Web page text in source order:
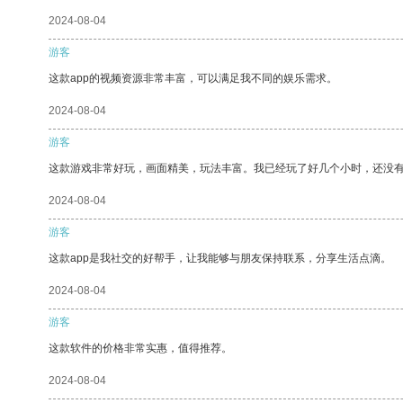
2024-08-04
游客
这款app的视频资源非常丰富，可以满足我不同的娱乐需求。
2024-08-04
游客
这款游戏非常好玩，画面精美，玩法丰富。我已经玩了好几个小时，还没
2024-08-04
游客
这款app是我社交的好帮手，让我能够与朋友保持联系，分享生活点滴。
2024-08-04
游客
这款软件的价格非常实惠，值得推荐。
2024-08-04